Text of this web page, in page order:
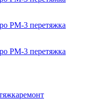
ремонт